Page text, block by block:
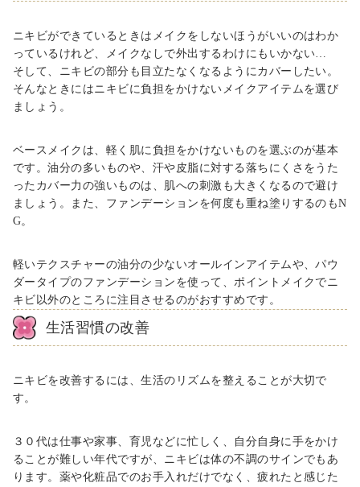
ニキビができているときはメイクをしないほうがいいのはわか
っているけれど、メイクなしで外出するわけにもいかない
そして、ニキビの部分も目立たなくなるようにカバーしたい。
そんなときにはニキビに負担をかけないメイクアイテムを選び
ましょう。
ベースメイクは、軽く肌に負担をかけないものを選ぶのが基本
です。油分の多いものや、汗や皮脂に対する落ちにくさをうた
ったカバー力の強いものは、肌への刺激も大きくなるので避け
ましょう。また、ファンデーションを何度も重ね塗りするのもN
G。
軽いテクスチャーの油分の少ないオールインアイテムや、パウ
ダータイプのファンデーションを使って、ポイントメイクでニ
キビ以外のところに注目させるのがおすすめです。
生活習慣の改善
ニキビを改善するには、生活のリズムを整えることが大切で
す。
３０ 代は仕事や家事、育児などに忙しく、自分自身に手をかけ
ることが難しい年代ですが、ニキビは体の不調のサインでもあ
ります。薬や化粧品でのお手入れだけでなく、疲れたと感じた